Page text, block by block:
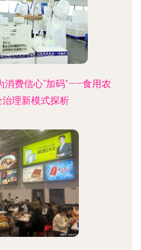
消费信心“加码”——食用农
理新模式探析